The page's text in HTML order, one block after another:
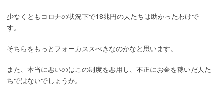
少なくともコロナの状況下で18兆円の人たちは助かったわけで
す。
そちらをもっとフォーカススべきなのかなと思います。
また、本当に悪いのはこの制度を悪用し、不正にお金を稼いだ人た
ちではないでしょうか。